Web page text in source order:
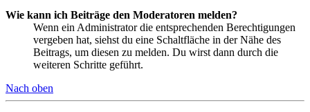
Wie kann ich Beiträge den Moderatoren melden?
Wenn ein Administrator die entsprechenden Berechtigungen
vergeben hat, siehst du eine Schaltfläche in der Nähe des
Beitrags, um diesen zu melden. Du wirst dann durch die
weiteren Schritte geführt.
Nach oben